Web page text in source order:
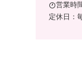
営業時
定休日：